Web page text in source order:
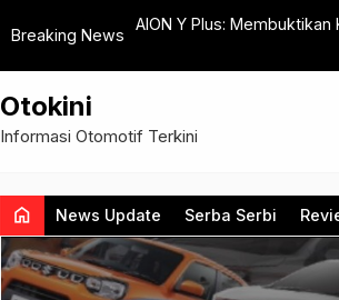
Breaking News
AION Y Plus:
Otokini
Informasi Otomotif Terkini
home News Update Serba Serbi